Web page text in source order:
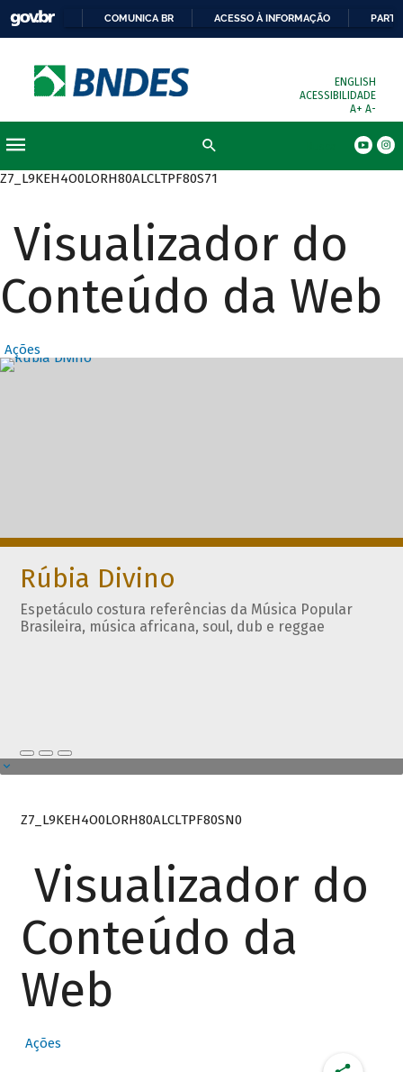
COMUNICA BR ACESSO À INFORMAÇÃO
ENGLISH
ACESSIBILIDADE
A+ A-
Z7_L9KEH4O0LORH80ALCLTPF80S71
Visualizador do
Conteúdo da Web
Ações
Destaques
Rúbia Divino
Espetáculo costura referências da Música Popular
Brasileira, música africana, soul, dub e reggae
Z7_L9KEH4O0LORH80ALCLTPF80SN0
Visualizador do
Conteúdo da
Web
Ações